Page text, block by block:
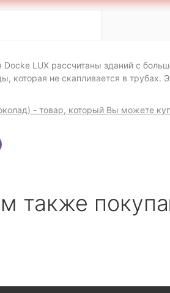
Dоcke LUX рассчитаны зданий с
которая не скапливается в
- товар, который Вы можете
также